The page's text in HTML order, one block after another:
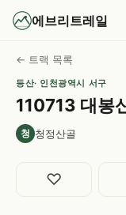
에브리트레일
← 트랙 목록
등산· 인천광역시 서구
110713 대봉
청 청정산골
♡